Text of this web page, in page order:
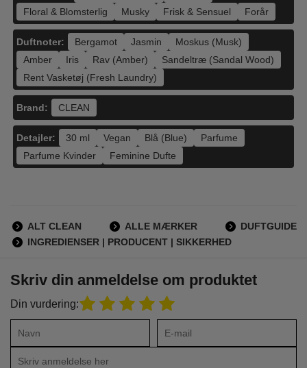
Floral & Blomsterlig
Musky Frisk & Sensuel Forår
Duftnoter: Bergamot Jasmin
Moskus (Musk)
Amber
Iris Rav (Amber)
Sandeltræ (Sandal Wood)
Rent Vasketøj (Fresh Laundry)
Brand: CLEAN
Detajler: 30 ml Vegan Blå (Blue)
Parfume
Parfume Kvinder
Feminine Dufte
ALT CLEAN ALLE MÆRKER
DUFTGUIDE
INGREDIENSER | PRODUCENT | SIKKERHED
Skriv din anmeldelse om produktet
Din vurdering: